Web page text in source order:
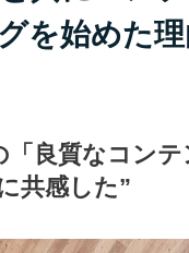
を始めた
「良質なコンテ
共感した”